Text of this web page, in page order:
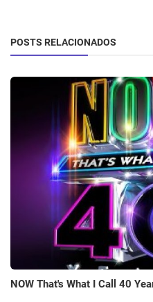
POSTS RELACIONADOS
NOW That's What I Call 40